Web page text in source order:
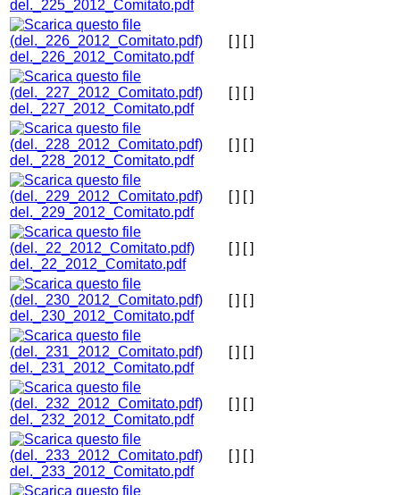
del._225_2012_Comitato.pdf
del._226_2012_Comitato.pdf
[ ] [ ]
del._227_2012_Comitato.pdf
[ ] [ ]
del._228_2012_Comitato.pdf
[ ] [ ]
del._229_2012_Comitato.pdf
[ ] [ ]
del._22_2012_Comitato.pdf
[ ] [ ]
del._230_2012_Comitato.pdf
[ ] [ ]
del._231_2012_Comitato.pdf
[ ] [ ]
del._232_2012_Comitato.pdf
[ ] [ ]
del._233_2012_Comitato.pdf
[ ] [ ]